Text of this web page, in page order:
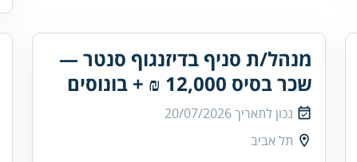
מנהל/ת סניף בדיזנגוף סנטר —
שכר בסיס 12,000 ₪ + בונוסים
נכון לתאריך20/07/2026
תל אביב